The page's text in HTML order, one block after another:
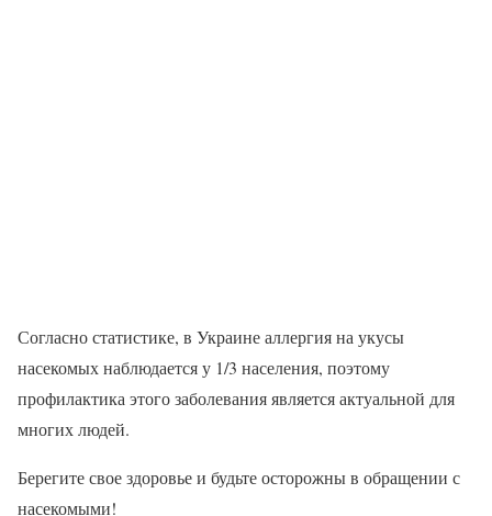
Согласно статистике, в Украине аллергия на укусы
насекомых наблюдается у 1/3 населения, поэтому
профилактика этого заболевания является актуальной для
многих людей.
Берегите свое здоровье и будьте осторожны в обращении с
насекомыми!